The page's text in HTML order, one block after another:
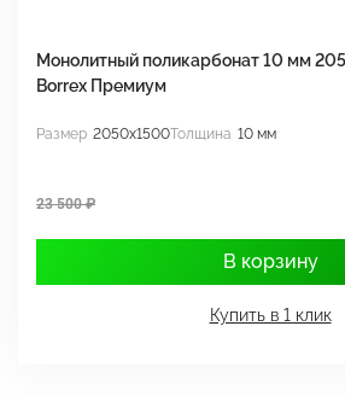
Монолитный поликарбонат 10 мм
Borrex Премиум
Размер 2050x1500Толщина 10 мм
23 500 ₽
В корзину
Купить в 1 клик